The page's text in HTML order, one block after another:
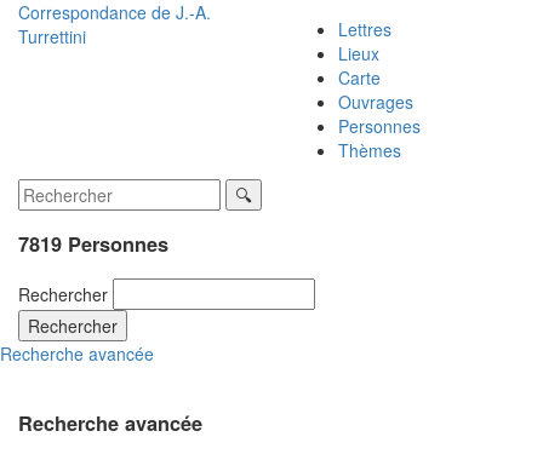
Correspondance de J.-A.
Turrettini
Lettres
Lieux
Carte
Ouvrages
Personnes
Thèmes
7819 Personnes
Rechercher
Rechercher
Recherche avancée
Recherche avancée